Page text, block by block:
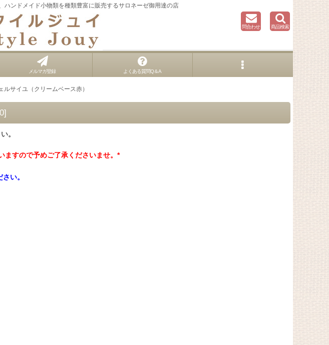
ハンドメイド小物類を種類豊富に販売するサロネーゼ御用達の店
問合わせ 商品検索
メルマガ登録 よくある質問Q＆A
ルサイユ（クリームベース赤）
]
。
ますので予めご了承くださいませ。*
い。